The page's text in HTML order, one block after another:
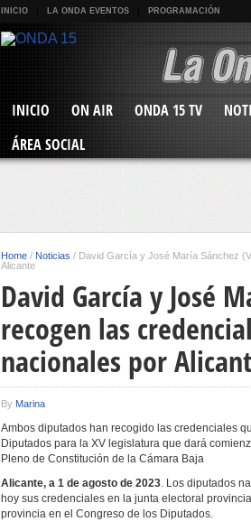
INICIO LA ONDA EVENTOS PROGRAMACIÓN
INICIO ON AIR ONDA 15 TV
ÁREA SOCIAL
Home / Noticias / David García y José María Sánchez
Alicante
David García y José
recogen las
nacionales por
By Marina
Ambos diputados han recogido las credenciales
Diputados para la XV legislatura que dará
Pleno de Constitución de la Cámara Baja
Alicante, a 1 de agosto de 2023. Los diputados
hoy sus credenciales en la junta electoral
provincia en el Congreso de los Diputados.